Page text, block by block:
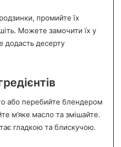
промийте їх
Можете замочити їх у
додасть десерту
або перебийте блендером
м’яке масло та змішайте.
гладкою та блискучою.